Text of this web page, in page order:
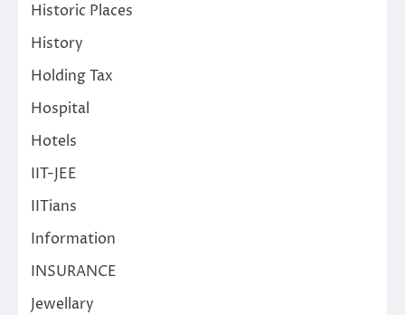
Historic Places
History
Holding Tax
Hospital
Hotels
IIT-JEE
IITians
Information
INSURANCE
Jewellary